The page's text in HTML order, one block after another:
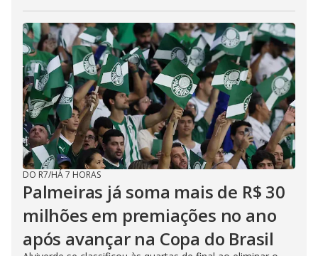
DO R7/HÁ 7 HORAS
Palmeiras já soma mais de R$ 30
milhões em premiações no ano
após avançar na Copa do Brasil